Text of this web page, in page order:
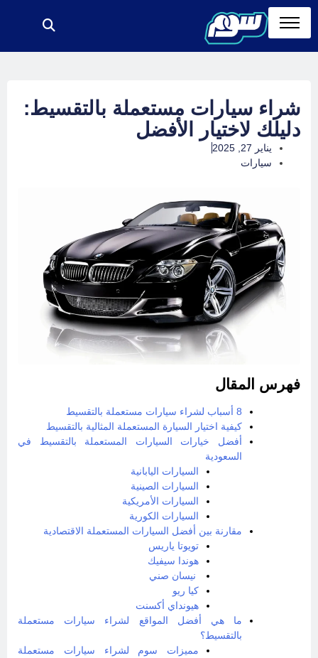
شراء سيارات مستعملة بالتقسيط:
دليلك لاختيار الأفضل
يناير 27, 2025
سيارات
فهرس المقال
8 أسباب لشراء سيارات مستعملة بالتقسيط
كيفية اختيار السيارة المستعملة المثالية بالتقسيط
أفضل خيارات السيارات المستعملة بالتقسيط في
السعودية
السيارات اليابانية
السيارات الصينية
السيارات الأمريكية
السيارات الكورية
مقارنة بين أفضل السيارات المستعملة الاقتصادية
تويوتا ياريس
هوندا سيفيك
نيسان صني
كيا ريو
هيونداي أكسنت
ما هي أفضل المواقع لشراء سيارات مستعملة
بالتقسيط؟
مميزات سوم لشراء سيارات مستعملة